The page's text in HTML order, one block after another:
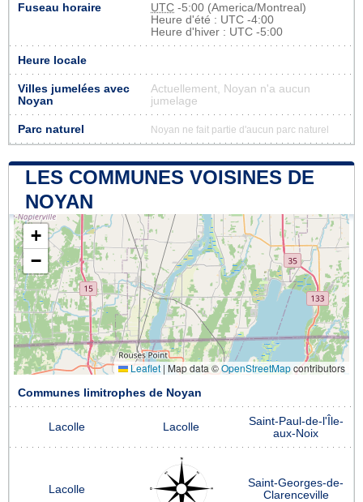
Fuseau horaire UTC -5:00 (America/Montreal)
Heure d'été : UTC -4:00
Heure d'hiver : UTC -5:00
Heure locale
Villes jumelées avec
Noyan
Actuellement, Noyan n'a aucun
jumelage
Parc naturel Noyan ne fait partie d'aucun parc naturel
LES COMMUNES VOISINES DE
NOYAN
+
−
Leaflet | Map data ©OpenStreetMapcontributors
Communes limitrophes de Noyan
Lacolle Lacolle
Saint-Paul-de-l'Île-
aux-Noix
Lacolle
Saint-Georges-de-
Clarenceville